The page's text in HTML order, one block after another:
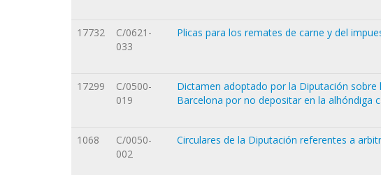
17732
C/0621-
033
Plicas para los remates de carne y del
17299
C/0500-
019
Dictamen adoptado por la Diputación
Barcelona por no depositar en la alhóndiga
1068
C/0050-
002
Circulares de la Diputación referentes a